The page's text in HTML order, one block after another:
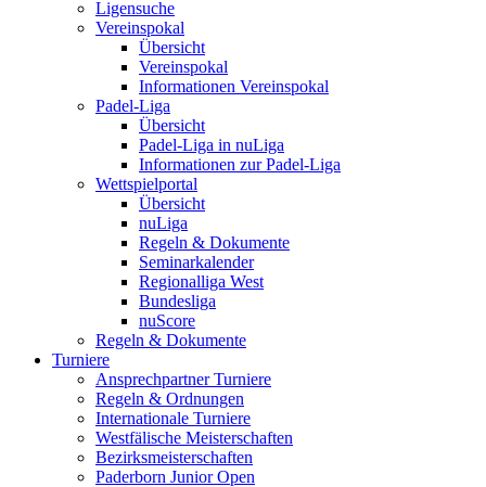
Ligensuche
Vereinspokal
Übersicht
Vereinspokal
Informationen Vereinspokal
Padel-Liga
Übersicht
Padel-Liga in nuLiga
Informationen zur Padel-Liga
Wettspielportal
Übersicht
nuLiga
Regeln & Dokumente
Seminarkalender
Regionalliga West
Bundesliga
nuScore
Regeln & Dokumente
Turniere
Ansprechpartner Turniere
Regeln & Ordnungen
Internationale Turniere
Westfälische Meisterschaften
Bezirksmeisterschaften
Paderborn Junior Open